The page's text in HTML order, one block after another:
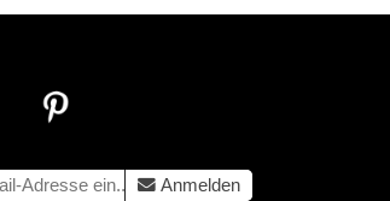
Anmelden